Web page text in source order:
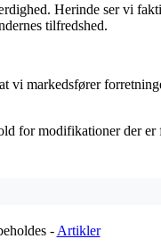
Herinde ser vi
tilfredshed.
vi markedsfører
for modifikationer der er
- Artikler